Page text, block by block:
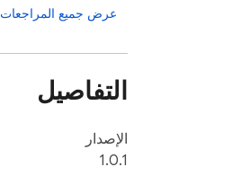
عرض جميع المراجعات
التفاصيل
الإصدار
1.0.1